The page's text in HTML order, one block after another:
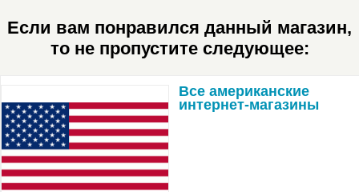
Если вам понравился данный магазин,
то не пропустите следующее:
Все американские
интернет-магазины